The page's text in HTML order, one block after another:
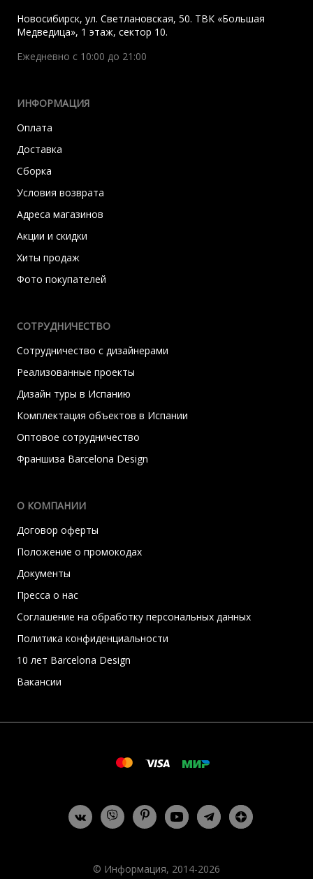
Новосибирск, ул. Светлановская, 50. ТВК «Большая
Медведица», 1 этаж, сектор 10.
Ежедневно с 10:00 до 21:00
ИНФОРМАЦИЯ
Оплата
Доставка
Сборка
Условия возврата
Адреса магазинов
Акции и скидки
Хиты продаж
Фото покупателей
СОТРУДНИЧЕСТВО
Сотрудничество с дизайнерами
Реализованные проекты
Дизайн туры в Испанию
Комплектация объектов в Испании
Оптовое сотрудничество
Франшиза Barcelona Design
О КОМПАНИИ
Договор оферты
Положение о промокодах
Документы
Пресса о нас
Соглашение на обработку персональных данных
Политика конфиденциальности
10 лет Barcelona Design
Вакансии
© Информация, 2014-2026